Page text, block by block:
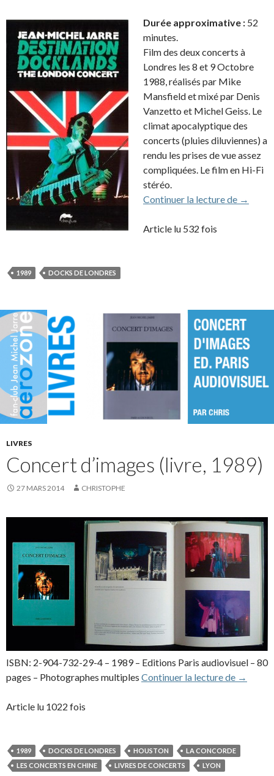
Durée approximative : 52
minutes.
Film des deux concerts à
Londres les 8 et 9 Octobre
1988, réalisés par Mike
Mansfield et mixé par Denis
Vanzetto et Michel Geiss. Le
climat apocalyptique des
concerts (pluies diluviennes) a
rendu les prises de vue assez
compliquées. Le film en Hi-Fi
stéréo.
Continuer la lecture de
VHS:
→
Article lu 532 fois
1989 DOCKS DE LONDRES
LIVRES
Concert d’images (livre, 1989)
27 MARS 2014 CHRISTOPHE
ISBN: 2-904-732-29-4 – 1989 – Editions Paris audiovisuel – 80
pages – Photographes multiples Continuer la lecture de Concert
→
Article lu 1022 fois
1989 DOCKS DE LONDRES HOUSTON
LA CONCORDE
LES CONCERTS EN CHINE
LIVRES DE CONCERTS LYON